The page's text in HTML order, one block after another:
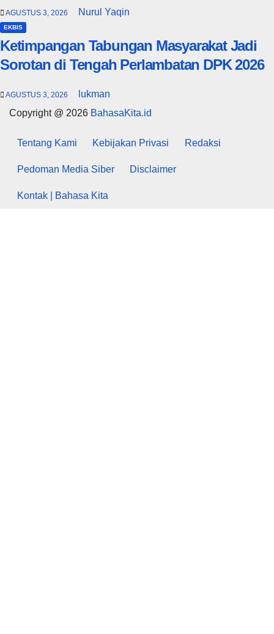
AGUSTUS 3, 2026 Nurul Yaqin
EKBIS
Ketimpangan Tabungan Masyarakat Jadi
Sorotan di Tengah Perlambatan DPK 2026
AGUSTUS 3, 2026
lukman
Copyright @ 2026 BahasaKita.id
Tentang Kami Kebijakan Privasi Redaksi
Pedoman Media Siber Disclaimer
Kontak | Bahasa Kita